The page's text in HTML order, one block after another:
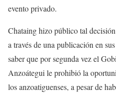
evento privado.
Chataing hizo público tal
a través de una publicación en
saber que por segunda vez el
Anzoátegui le prohibió la
los anzoatiguenses, a pesar de